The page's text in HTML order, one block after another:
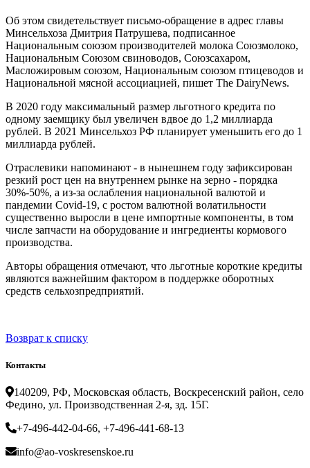
Об этом свидетельствует письмо-обращение в адрес главы
Минсельхоза Дмитрия Патрушева, подписанное
Национальным союзом производителей молока Союзмолоко,
Национальным Союзом свиноводов, Союзсахаром,
Масложировым союзом, Национальным союзом птицеводов и
Национальной мясной ассоциацией, пишет The DairyNews.
В 2020 году максимальный размер льготного кредита по
одному заемщику был увеличен вдвое до 1,2 миллиарда
рублей. В 2021 Минсельхоз РФ планирует уменьшить его до 1
миллиарда рублей.
Отраслевики напоминают - в нынешнем году зафиксирован
резкий рост цен на внутреннем рынке на зерно - порядка
30%-50%, а из-за ослабления национальной валютой и
пандемии Covid-19, с ростом валютной волатильности
существенно выросли в цене импортные компоненты, в том
числе запчасти на оборудование и ингредиенты кормового
производства.
Авторы обращения отмечают, что льготные короткие кредиты
являются важнейшим фактором в поддержке оборотных
средств сельхозпредприятий.
Возврат к списку
Контакты
140209, РФ, Московская область, Воскресенский район, село
Федино, ул. Производственная 2-я, зд. 15Г.
+7-496-442-04-66, +7-496-441-68-13
info@ao-voskresenskoe.ru